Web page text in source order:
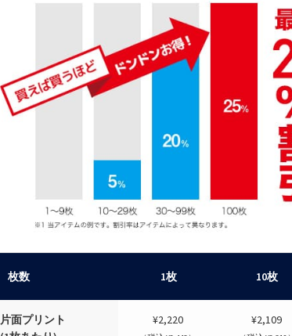
枚数 1枚 10枚
片面プリント
¥2,220 ¥2,109